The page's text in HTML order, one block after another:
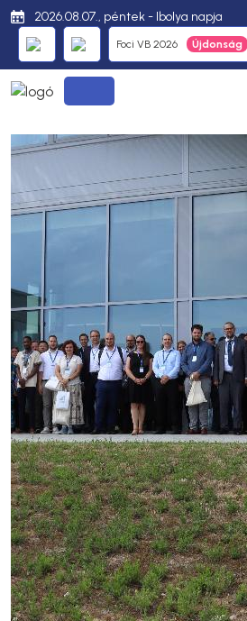
2026.08.07., péntek - Ibolya napja
Foci VB 2026